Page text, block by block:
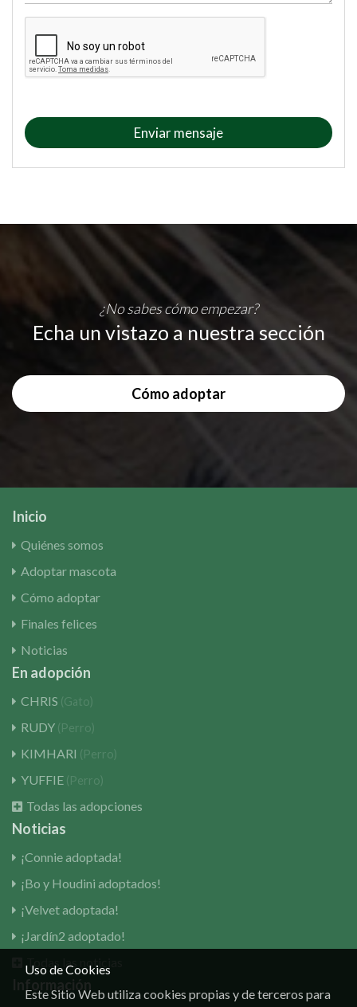
Enviar mensaje
¿No sabes cómo empezar?
Echa un vistazo a nuestra sección
Cómo adoptar
Inicio
Quiénes somos
Adoptar mascota
Cómo adoptar
Finales felices
Noticias
En adopción
CHRIS (Gato)
RUDY (Perro)
KIMHARI (Perro)
YUFFIE (Perro)
Todas las adopciones
Noticias
¡Connie adoptada!
¡Bo y Houdini adoptados!
¡Velvet adoptada!
¡Jardín2 adoptado!
Todas las noticias
Uso de Cookies
Este Sitio Web utiliza cookies propias y de terceros para